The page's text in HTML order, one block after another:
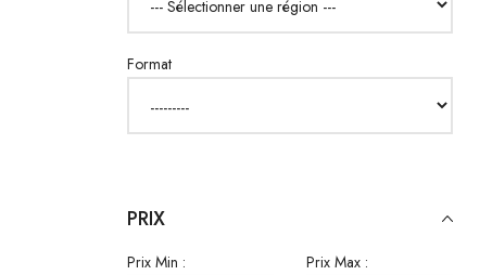
Format
PRIX
Prix Min : Prix Max :